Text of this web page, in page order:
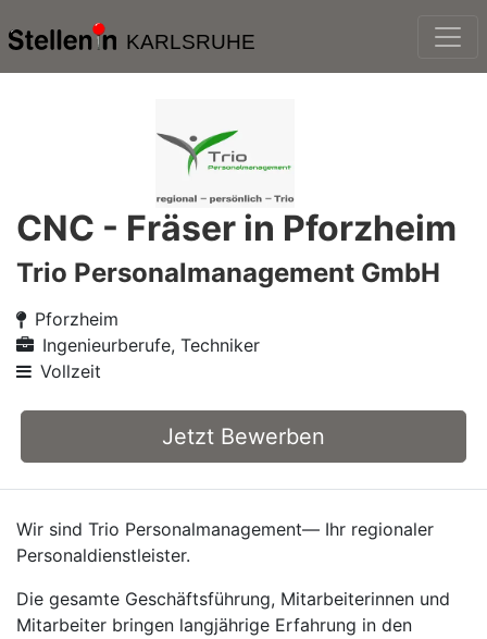
KARLSRUHE
CNC - Fräser in Pforzheim
Trio Personalmanagement GmbH
Pforzheim
Ingenieurberufe, Techniker
Vollzeit
Jetzt Bewerben
Wir sind Trio Personalmanagement— Ihr regionaler
Personaldienstleister.
Die gesamte Geschäftsführung, Mitarbeiterinnen und
Mitarbeiter bringen langjährige Erfahrung in den